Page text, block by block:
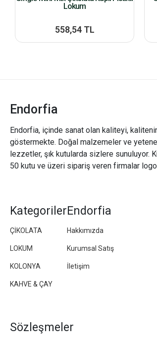
Lokum
558,54 TL
Endorfia
Endorfia, içinde sanat olan kaliteyi,
göstermekte. Doğal malzemeler ve
lezzetler, şık kutularda sizlere sunuluyor.
50 kutu ve üzeri sipariş veren firmalar
Kategoriler
ÇİKOLATA
LOKUM
KOLONYA
KAHVE & ÇAY
Endorfia
Hakkımızda
Kurumsal Satış
İletişim
Sözleşmeler